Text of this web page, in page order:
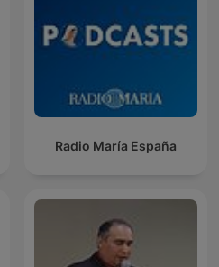
Radio María España